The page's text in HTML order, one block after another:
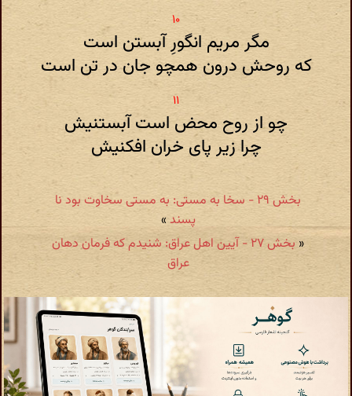
مگر مریم انگورِ آبستن است
که روحش درون همچو جان در تن است
چو از روح محض است آبستنیش
چرا زیر پای خران افکنیش
بخش ۲۹ - سخا به مستی: به مستی سخاوت بود نا
پسند»
«
بخش ۲۷ - آیین اهل عراق: شنیدم که فرمان دهان
عراق